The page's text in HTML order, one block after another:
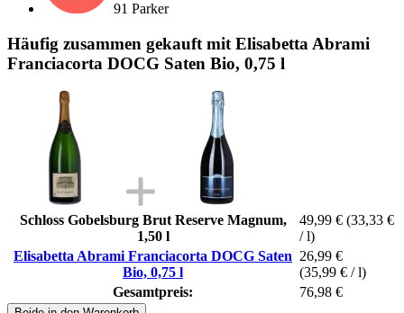
91 Parker
Häufig zusammen gekauft mit Elisabetta Abrami
Franciacorta DOCG Saten Bio, 0,75 l
Schloss Gobelsburg Brut Reserve Magnum,
1,50 l
49,99 € (33,33 €
/ l)
Elisabetta Abrami Franciacorta DOCG Saten
Bio, 0,75 l
26,99 €
(35,99 € / l)
Gesamtpreis:
76,98 €